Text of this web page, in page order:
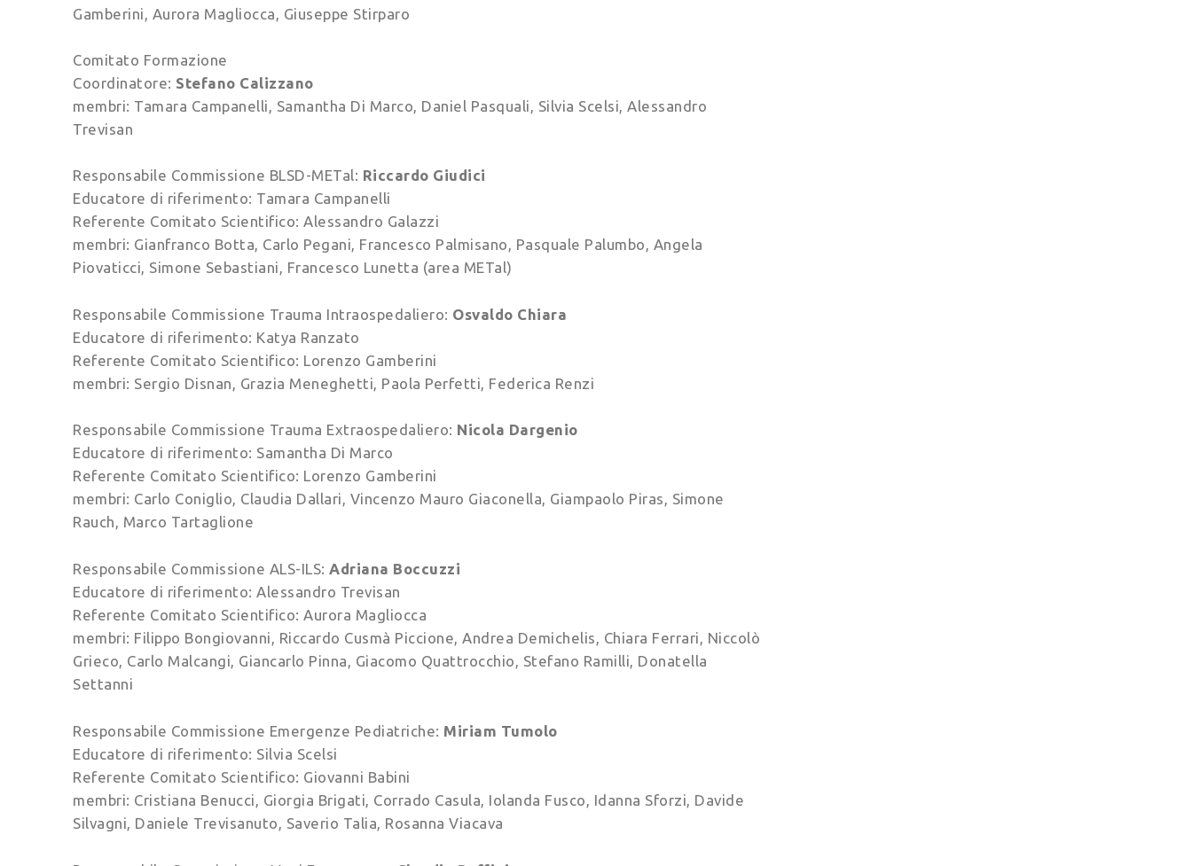
Gamberini, Aurora Magliocca, Giuseppe Stirparo
Comitato Formazione
Coordinatore: Stefano Calizzano
membri: Tamara Campanelli, Samantha Di Marco, Daniel Pasquali, Silvia Scelsi, Alessandro
Trevisan
Responsabile Commissione BLSD-METal: Riccardo Giudici
Educatore di riferimento: Tamara Campanelli
Referente Comitato Scientifico: Alessandro Galazzi
membri: Gianfranco Botta, Carlo Pegani, Francesco Palmisano, Pasquale Palumbo, Angela
Piovaticci, Simone Sebastiani, Francesco Lunetta (area METal)
Responsabile Commissione Trauma Intraospedaliero: Osvaldo Chiara
Educatore di riferimento: Katya Ranzato
Referente Comitato Scientifico: Lorenzo Gamberini
membri: Sergio Disnan, Grazia Meneghetti, Paola Perfetti, Federica Renzi
Responsabile Commissione Trauma Extraospedaliero: Nicola Dargenio
Educatore di riferimento: Samantha Di Marco
Referente Comitato Scientifico: Lorenzo Gamberini
membri: Carlo Coniglio, Claudia Dallari, Vincenzo Mauro Giaconella, Giampaolo Piras, Simone
Rauch, Marco Tartaglione
Responsabile Commissione ALS-ILS: Adriana Boccuzzi
Educatore di riferimento: Alessandro Trevisan
Referente Comitato Scientifico: Aurora Magliocca
membri: Filippo Bongiovanni, Riccardo Cusmà Piccione, Andrea Demichelis, Chiara Ferrari, Niccolò
Grieco, Carlo Malcangi, Giancarlo Pinna, Giacomo Quattrocchio, Stefano Ramilli, Donatella
Settanni
Responsabile Commissione Emergenze Pediatriche: Miriam Tumolo
Educatore di riferimento: Silvia Scelsi
Referente Comitato Scientifico: Giovanni Babini
membri: Cristiana Benucci, Giorgia Brigati, Corrado Casula, Iolanda Fusco, Idanna Sforzi, Davide
Silvagni, Daniele Trevisanuto, Saverio Talia, Rosanna Viacava